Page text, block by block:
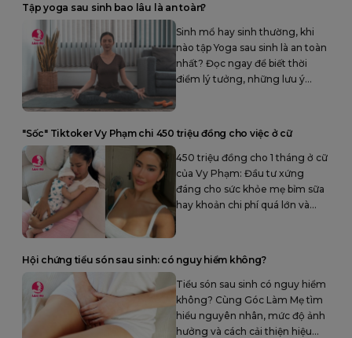
Tập yoga sau sinh bao lâu là an toàn?
Sinh mổ hay sinh thường, khi
nào tập Yoga sau sinh là an toàn
nhất? Đọc ngay để biết thời
điểm lý tưởng, những lưu ý
"Sốc" Tiktoker Vy Phạm chi 450 triệu đồng cho việc ở cữ
450 triệu đồng cho 1 tháng ở cữ
của Vy Phạm: Đầu tư xứng
đáng cho sức khỏe mẹ bỉm sữa
hay khoản chi phí quá lớn và
Hội chứng tiểu són sau sinh: có nguy hiểm không?
Tiểu són sau sinh có nguy hiểm
không? Cùng Góc Làm Mẹ tìm
hiểu nguyên nhân, mức độ ảnh
hưởng và cách cải thiện hiệu